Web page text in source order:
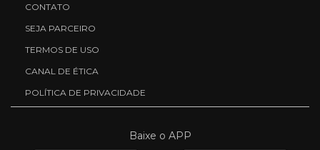
CONTATO
SEJA PARCEIRO
TERMOS DE USO
CANAL DE ÉTICA
POLÍTICA DE PRIVACIDADE
Baixe o APP